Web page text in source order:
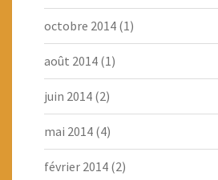
octobre 2014 (1)
août 2014 (1)
juin 2014 (2)
mai 2014 (4)
février 2014 (2)